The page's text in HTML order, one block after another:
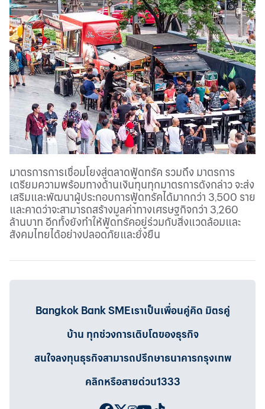
มาตรการการเชื่อมโยงสู่ตลาดฟู้ดทรัค รวมถึง มาตรการ
เตรียมความพร้อมทางด้านเงินทุนทุกมาตรการดังกล่าว จะส่ง
เสริมและพัฒนาผู้ประกอบการฟู้ดทรัคได้มากกว่า 3,500 ราย
และคาดว่าจะสามารถสร้างมูลค่าทางเศรษฐกิจกว่า 3,260
ล้านบาท อีกทั้งยังทำให้ฟู้ดทรัคอยู่ร่วมกับสิ่งแวดล้อมและ
สังคมไทยได้อย่างปลอดภัยและยั่งยืน
Bangkok Bank SMEเราเป็นเพื่อนคู่คิด มิตรคู่
บ้าน ทุกช่วงการเติบโตของธุรกิจ
สนใจลงทุนธุรกิจสามารถปรึกษาธนาคารกรุงเทพ
คลิกหรือสายด่วน1333